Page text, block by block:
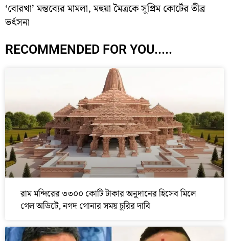
‘বোরখা’ মন্তব্যের মামলা, মহুয়া মৈত্রকে সুপ্রিম কোর্টের তীব্র
ভর্ৎসনা
RECOMMENDED FOR YOU.....
রাম মন্দিরের ৩৩০০ কোটি টাকার অনুদানের হিসেব মিলে
গেল অডিটে, নগদ গোনার সময় চুরির দাবি